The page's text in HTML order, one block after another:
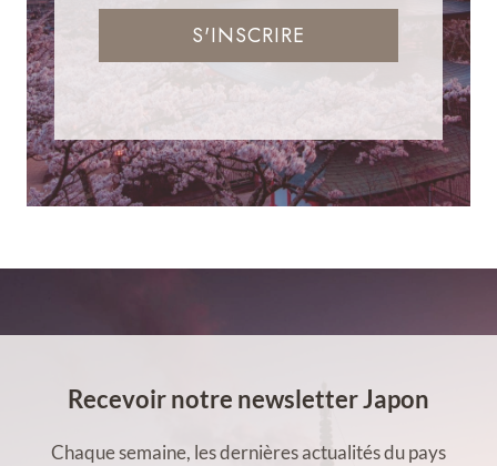
S'INSCRIRE
Recevoir notre newsletter Japon
Chaque semaine, les dernières actualités du pays